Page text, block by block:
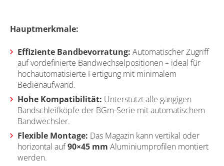
Hauptmerkmale:
Effiziente Bandbevorratung: Automatischer Zugriff
auf vordefinierte Bandwechselpositionen – ideal für
hochautomatisierte Fertigung mit minimalem
Bedienaufwand.
Hohe Kompatibilität: Unterstützt alle gängigen
Bandschleifköpfe der BGm-Serie mit automatischem
Bandwechsler.
Flexible Montage: Das Magazin kann vertikal oder
horizontal auf90×45 mm Aluminiumprofilen montiert
werden.